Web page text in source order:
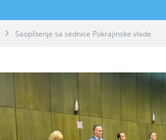
Saopštenje sa sednice Pokrajinske vlade